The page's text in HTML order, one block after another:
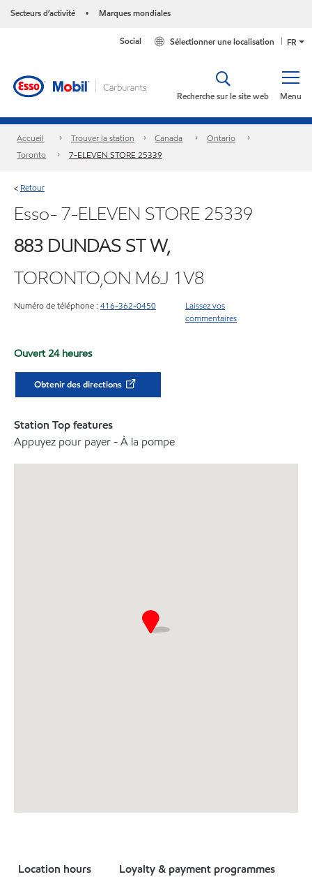
Secteurs d’activité • Marques mondiales
FR
Sélectionner une localisation
Social
Menu
Recherche sur le site web
Accueil Trouver la station Canada
Ontario
Toronto
7-ELEVEN STORE 25339
< Retour
Esso- 7-ELEVEN STORE 25339
883 DUNDAS ST W,
TORONTO,ON M6J 1V8
Numéro de téléphone : 416-362-0450
Laissez vos
commentaires
Ouvert 24 heures
Obtenir des directions
Station Top features
Appuyez pour payer - À la pompe
Location hours Loyalty & payment programmes